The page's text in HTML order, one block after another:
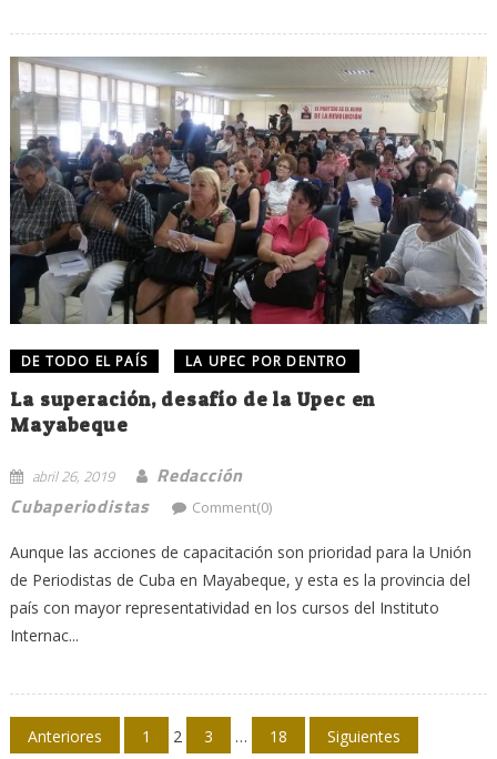
DE TODO EL PAÍS LA UPEC POR DENTRO
La superación, desafío de la Upec en
Mayabeque
abril 26, 2019
Redacción
Cubaperiodistas
Comment(0)
Aunque las acciones de capacitación son prioridad para la Unión
de Periodistas de Cuba en Mayabeque, y esta es la provincia del
país con mayor representatividad en los cursos del Instituto
Internac...
Navegación
Anteriores 1 2 3 … 18 Siguientes